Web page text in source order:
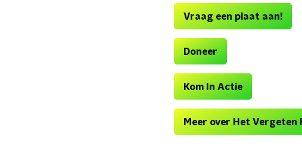
Vraag een plaat aan!
Doneer
Kom In Actie
Meer over Het Vergeten